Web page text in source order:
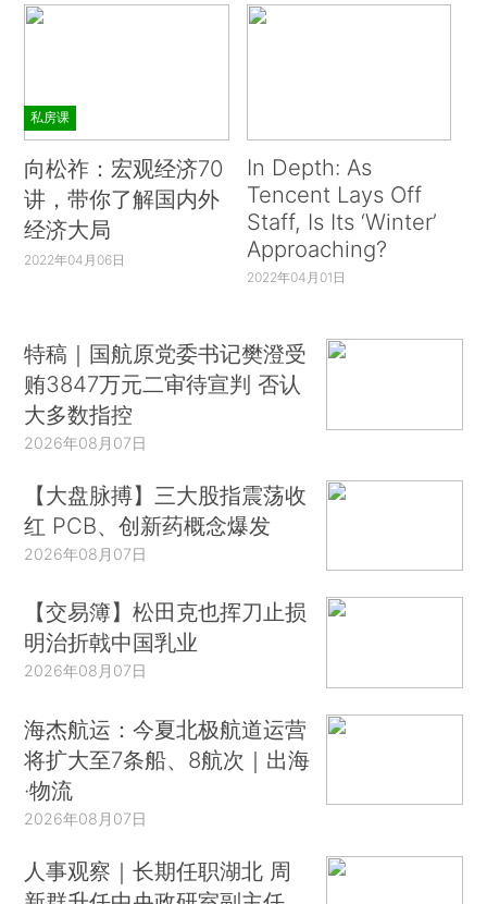
私房课
向松祚：宏观经济70
讲，带你了解国内外
经济大局
2022年04月06日
In Depth: As
Tencent Lays Off
Staff, Is Its ‘Winter’
Approaching?
2022年04月01日
特稿｜国航原党委书记樊澄受
贿3847万元二审待宣判 否认
大多数指控
2026年08月07日
【大盘脉搏】三大股指震荡收
红 PCB、创新药概念爆发
2026年08月07日
【交易簿】松田克也挥刀止损
明治折戟中国乳业
2026年08月07日
海杰航运：今夏北极航道运营
将扩大至7条船、8航次｜出海
·物流
2026年08月07日
人事观察｜长期任职湖北 周